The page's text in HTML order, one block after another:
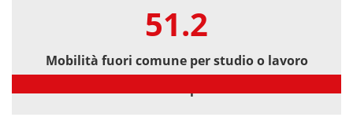
51.2
Mobilità fuori comune per studio o lavoro